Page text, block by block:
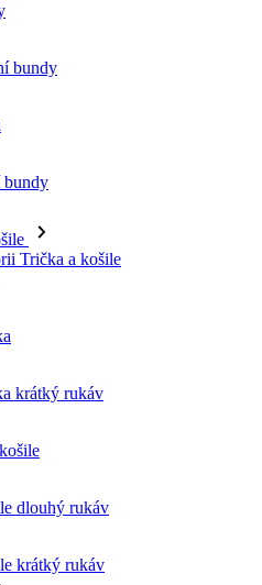
bundy
bundy
Trička a košile
krátký rukáv
dlouhý rukáv
krátký rukáv